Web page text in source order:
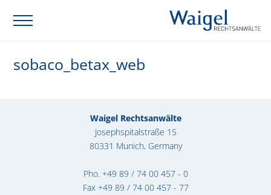
sobaco_betax_web
Waigel Rechtsanwälte
Josephspitalstraße 15
80331 Munich, Germany
Pho. +49 89 / 74 00 457 - 0
Fax +49 89 / 74 00 457 - 77